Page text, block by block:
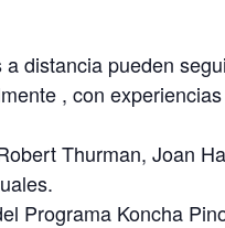
distancia pueden
, con
Thurman, Joan
Programa Koncha